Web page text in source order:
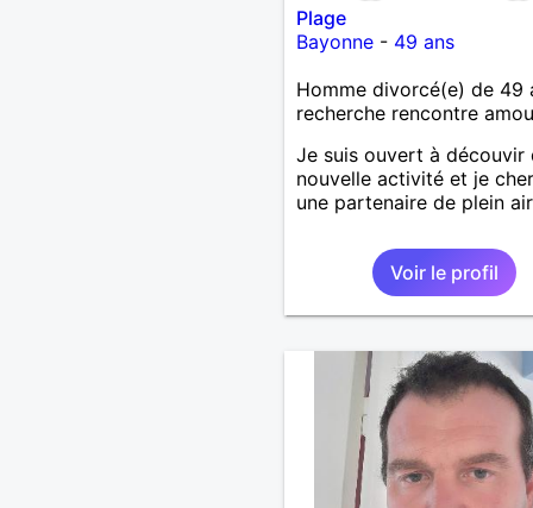
Plage
Bayonne- 49 ans
Homme divorcé(e) de 49
recherche rencontre
Je suis ouvert à découvir
nouvelle activité et je
une partenaire de plein air
Voir le profil